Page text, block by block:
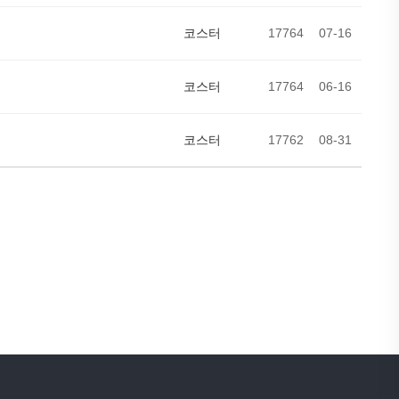
코스터 17764 07-16
코스터 17764 06-16
코스터 17762 08-31